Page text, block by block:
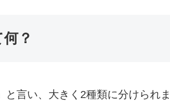
？
言い、大きく2種類に分けられま